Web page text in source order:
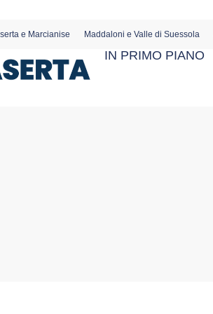
e Marcianise Maddaloni e Valle di Suessola
IN PRIMO PIANO